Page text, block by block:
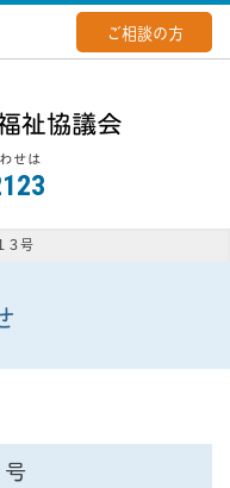
ご相談の方
せは
３号